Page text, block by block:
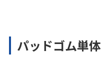
パッドゴム単体